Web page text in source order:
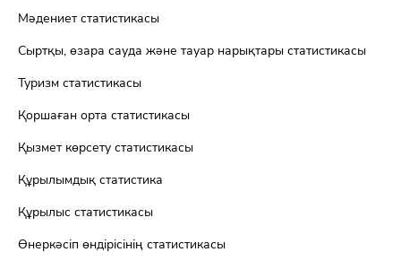
Мәдениет статистикасы
Сыртқы, өзара сауда және тауар нарықтары статистикасы
Туризм статистикасы
Қоршаған орта статистикасы
Қызмет көрсету статистикасы
Құрылымдық статистика
Құрылыс статистикасы
Өнеркәсіп өндірісінің статистикасы